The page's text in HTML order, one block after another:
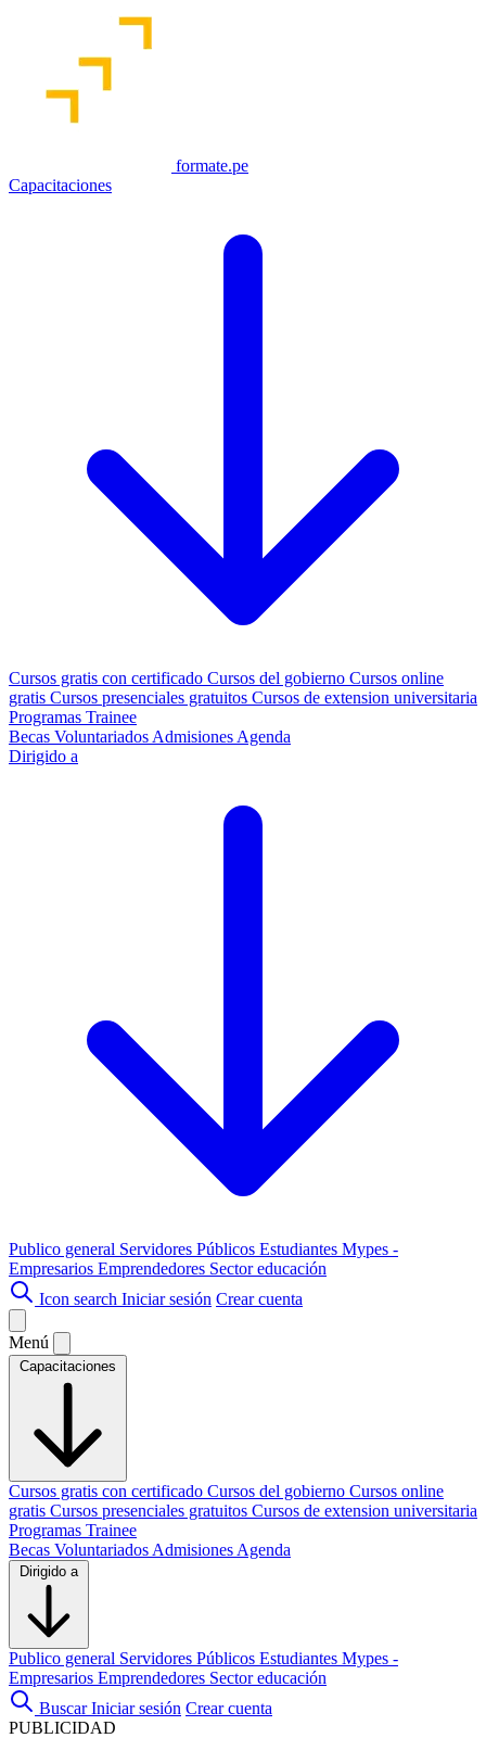
formate.pe
Capacitaciones
Cursos gratis con certificado Cursos del gobierno Cursos online
gratis Cursos presenciales gratuitos Cursos de extension universitaria
Programas Trainee
Becas Voluntariados Admisiones Agenda
Dirigido a
Publico general Servidores Públicos Estudiantes Mypes -
Empresarios Emprendedores Sector educación
Icon search Iniciar sesión Crear cuenta
Menú
Capacitaciones
Cursos gratis con certificado Cursos del gobierno Cursos online
gratis Cursos presenciales gratuitos Cursos de extension universitaria
Programas Trainee
Becas Voluntariados Admisiones Agenda
Dirigido a
Publico general Servidores Públicos Estudiantes Mypes -
Empresarios Emprendedores Sector educación
Buscar Iniciar sesión Crear cuenta
PUBLICIDAD